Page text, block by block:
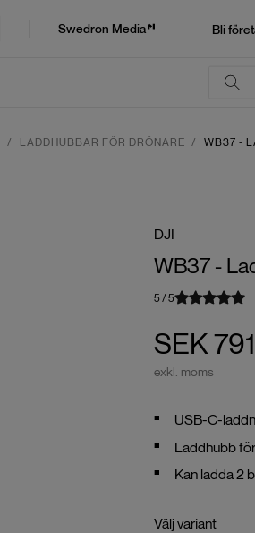
Swedron Media Bli
LADDHUBBAR FÖR DRÖNARE WB37 -
DJI
WB37 -
5 /5
SEK 791
exkl. moms
USB-C-
Laddhubb
Kan ladda 2
Välj variant